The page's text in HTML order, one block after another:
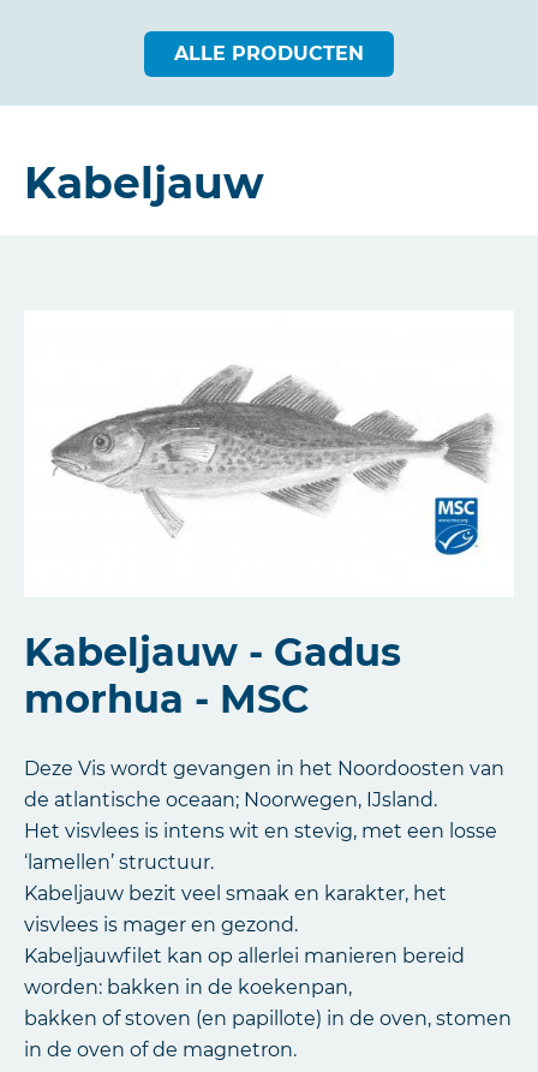
ALLE PRODUCTEN
Kabeljauw
Kabeljauw - Gadus
morhua - MSC
Deze Vis wordt gevangen in het Noordoosten van
de atlantische oceaan; Noorwegen, IJsland.
Het visvlees is intens wit en stevig, met een losse
‘lamellen’ structuur.
Kabeljauw bezit veel smaak en karakter, het
visvlees is mager en gezond.
Kabeljauwfilet kan op allerlei manieren bereid
worden: bakken in de koekenpan,
bakken of stoven (en papillote) in de oven, stomen
in de oven of de magnetron.